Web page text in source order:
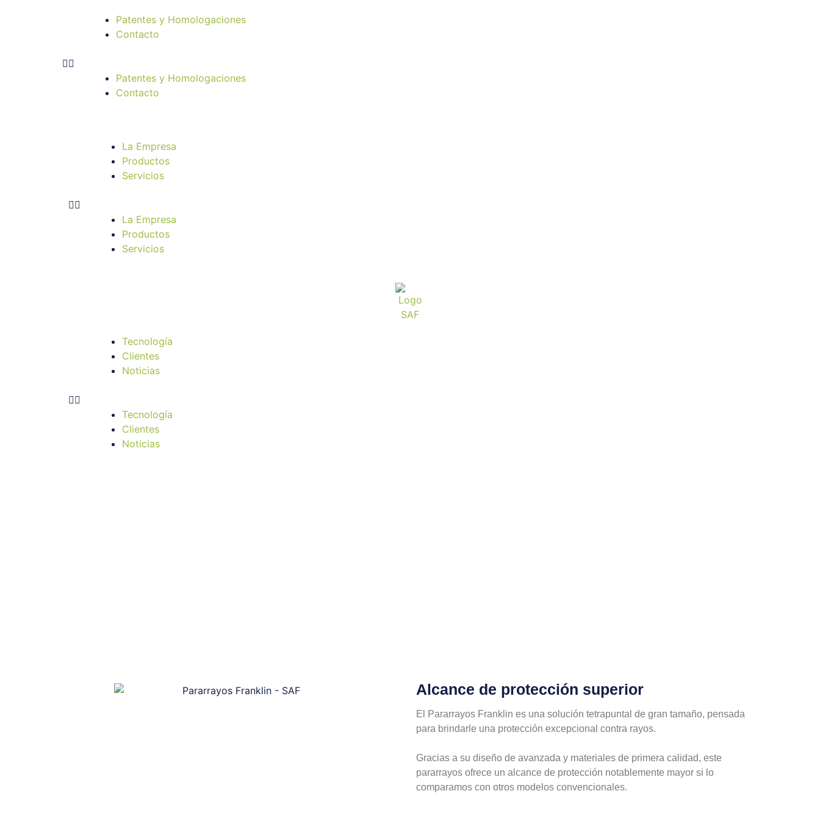
Patentes y Homologaciones
Contacto
Patentes y Homologaciones
Contacto
La Empresa
Productos
Servicios
La Empresa
Productos
Servicios
Tecnología
Clientes
Noticias
Tecnología
Clientes
Noticias
Alcance de protección superior
El Pararrayos Franklin es una solución tetrapuntal de gran tamaño, pensada
para brindarle una protección excepcional contra rayos.
Gracias a su diseño de avanzada y materiales de primera calidad, este
pararrayos ofrece un alcance de protección notablemente mayor si lo
comparamos con otros modelos convencionales.